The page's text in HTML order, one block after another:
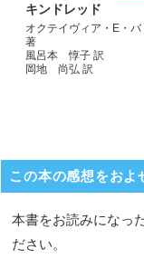
キンドレッド
オクテイヴィア・E・バ
著
風呂本 惇子 訳
岡地 尚弘 訳
この本の感想をおよ
本書をお読みになっ
ださい。